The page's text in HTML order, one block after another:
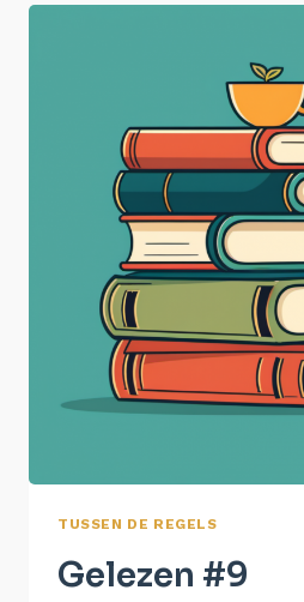
TUSSEN DE REGELS
Gelezen #9